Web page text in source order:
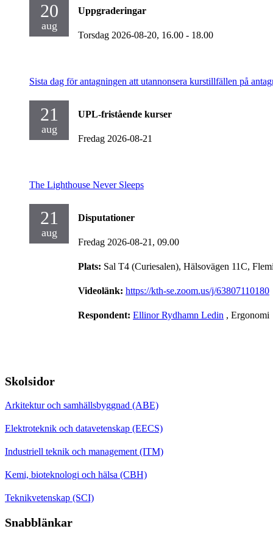
20
aug
Uppgraderingar
Torsdag 2026-08-20, 16.00 - 18.00
Sista dag för antagningen att utannonsera kurstillfällen på
21
aug
UPL-fristående kurser
Fredag 2026-08-21
The Lighthouse Never Sleeps
21
aug
Disputationer
Fredag 2026-08-21, 09.00
Plats: Sal T4 (Curiesalen), Hälsovägen 11C,
Videolänk: https://kth-se.zoom.us/j/63807110180
Respondent: Ellinor Rydhamn Ledin , Ergonomi
Skolsidor
Arkitektur och samhällsbyggnad (ABE)
Elektroteknik och datavetenskap (EECS)
Industriell teknik och management (ITM)
Kemi, bioteknologi och hälsa (CBH)
Teknikvetenskap (SCI)
Snabblänkar